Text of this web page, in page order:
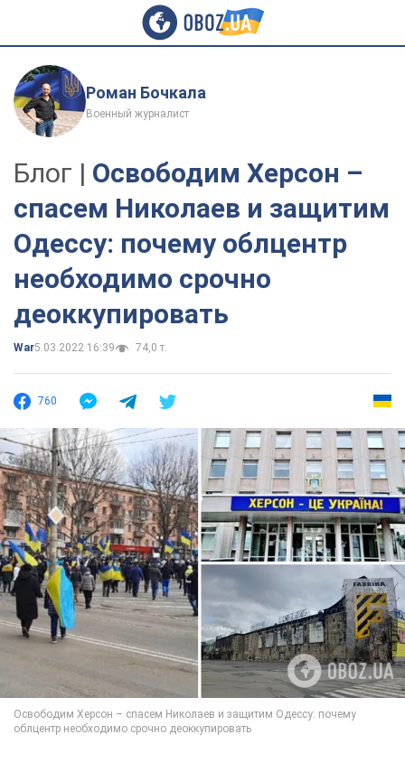
Роман Бочкала
Военный журналист
Блог | Освободим Херсон –
спасем Николаев и защитим
Одессу: почему облцентр
необходимо срочно
деоккупировать
War5.03.2022 16:39 74,0 т.
760